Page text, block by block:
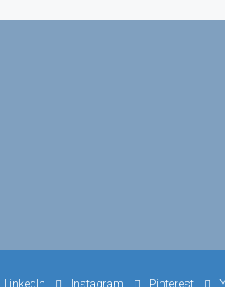
LinkedIn Instagram Pinterest